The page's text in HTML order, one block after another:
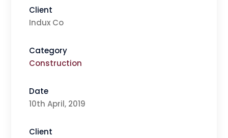
Client
Indux Co
Category
Construction
Date
10th April, 2019
Client